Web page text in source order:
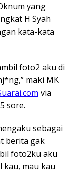
yang
H Syah
kata-kata
foto2 aku di
maki MK
via
sore.
sebagai
berita gak
foto2ku aku
mau kau